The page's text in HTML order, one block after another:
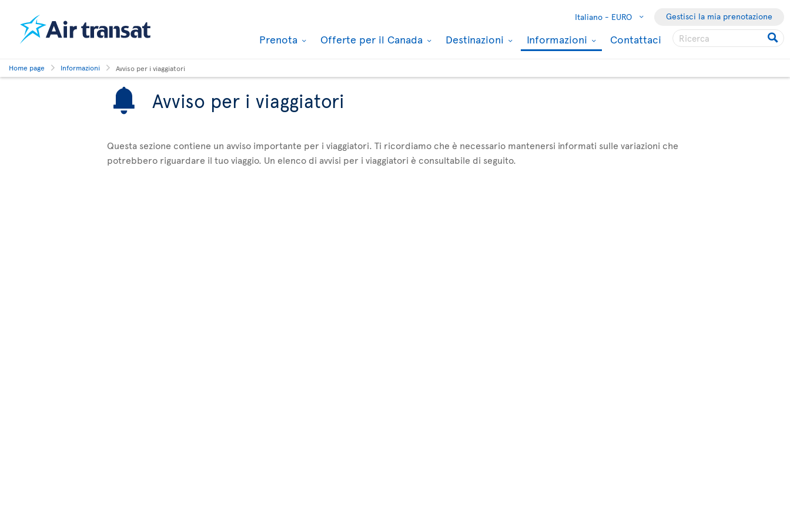
Italiano - EURO Gestisci la mia prenotazione
Prenota Offerte per il Canada Destinazioni Informazioni Contattaci
Home page Informazioni Avviso per i viaggiatori
Avviso per i viaggiatori
Questa sezione contiene un avviso importante per i viaggiatori. Ti ricordiamo che è necessario mantenersi informati sulle variazioni che
potrebbero riguardare il tuo viaggio. Un elenco di avvisi per i viaggiatori è consultabile di seguito.